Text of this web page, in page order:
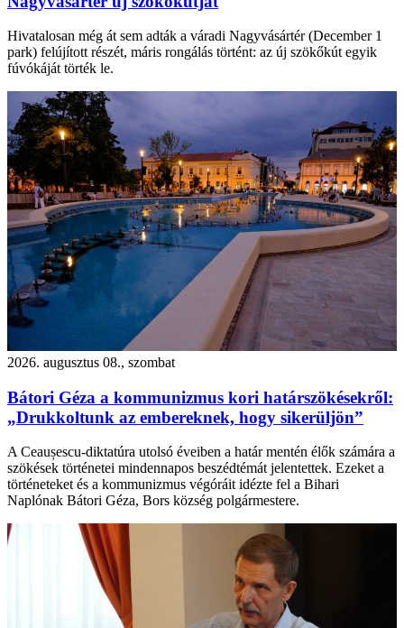
Hivatalosan még át sem adták a váradi Nagyvásártér (December 1
park) felújított részét, máris rongálás történt: az új szökőkút egyik
fúvókáját törték le.
2026. augusztus 08., szombat
Bátori Géza a kommunizmus kori határszökésekről:
„Drukkoltunk az embereknek, hogy sikerüljön”
A Ceaușescu-diktatúra utolsó éveiben a határ mentén élők számára a
szökések történetei mindennapos beszédtémát jelentettek. Ezeket a
történeteket és a kommunizmus végóráit idézte fel a Bihari
Naplónak Bátori Géza, Bors község polgármestere.